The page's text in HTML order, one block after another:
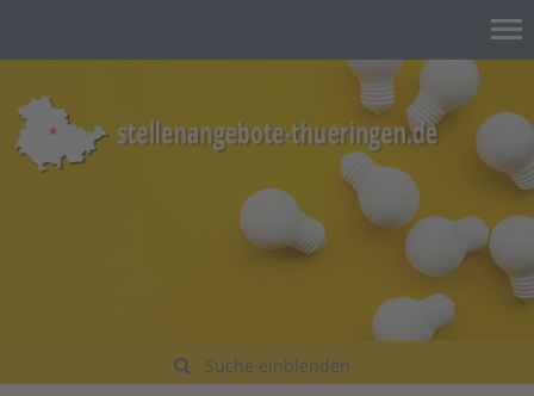
Suche einblenden